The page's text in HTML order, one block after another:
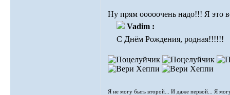
Ну прям ооооочень надо!!! Я это
Vadim :
С Днём Рождения, родная!!!!!!
Я не могу быть второй... И даже первой... Я